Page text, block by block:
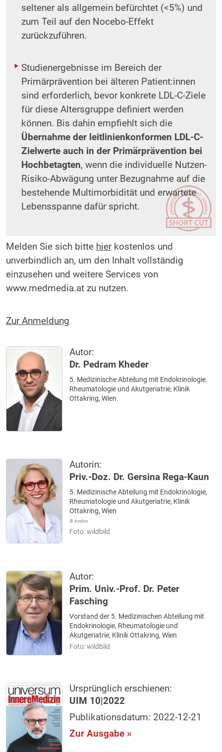
seltener als allgemein befürchtet (<5%) und
zum Teil auf den Nocebo-Effekt
zurückzuführen.
Studienergebnisse im Bereich der
Primärprävention bei älteren Patient:innen
sind erforderlich, bevor konkrete LDL-C-Ziele
für diese Altersgruppe definiert werden
können. Bis dahin empfiehlt sich die
Übernahme der leitlinienkonformen LDL-C-
Zielwerte auch in der Primärprävention bei
Hochbetagten, wenn die individuelle Nutzen-
Risiko-Abwägung unter Bezugnahme auf die
bestehende Multimorbidität und erwartete
Lebensspanne dafür spricht.
Melden Sie sich bitte hierkostenlos und
unverbindlich an, um den Inhalt vollständig
einzusehen und weitere Services von
www.medmedia.at zu nutzen.
Zur Anmeldung
Autor:
Dr. Pedram Kheder
5. Medizinische Abteilung mit Endokrinologie.
Rheumatologie und Akutgeriatrie, Klinik
Ottakring, Wien.
Autorin:
Priv.-Doz. Dr. Gersina Rega-Kaun
5. Medizinische Abteilung mit Endokrinologie,
Rheumatologie und Akutgeriatrie, Klinik
Ottakring, Wien
© Archiv
Foto: wildbild
Autor:
Prim. Univ.-Prof. Dr. Peter
Fasching
Vorstand der 5. Medizinischen Abteilung mit
Endokrinologie, Rheumatologie und
Akutgeriatrie, Klinik Ottakring, Wien
Foto: wildbild
Ursprünglich erschienen:
UIM 10|2022
Publikationsdatum: 2022-12-21
Zur Ausgabe »